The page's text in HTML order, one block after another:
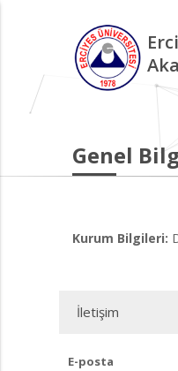
Genel
Kurum Bilgileri:
İletişim
E-posta